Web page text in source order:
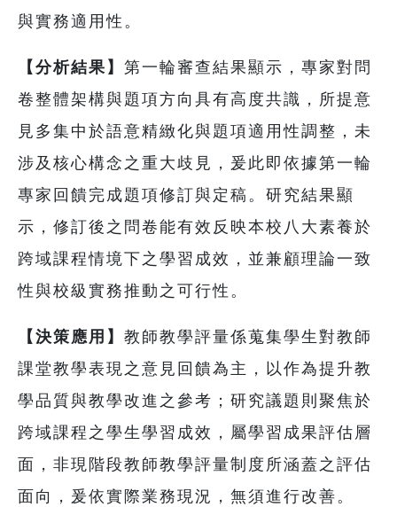
與實務適用性。
【分析結果】 第一輪審查結果顯示，專家對問
卷整體架構與題項方向具有高度共識，所提意
見多集中於語意精緻化與題項適用性調整，未
涉及核心構念之重大歧見，爰此即依據第一輪
專家回饋完成題項修訂與定稿。研究結果顯
示，修訂後之問卷能有效反映本校八大素養於
跨域課程情境下之學習成效，並兼顧理論一致
性與校級實務推動之可行性。
【決策應用】 教師教學評量係蒐集學生對教師
課堂教學表現之意見回饋為主，以作為提升教
學品質與教學改進之參考；研究議題則聚焦於
跨域課程之學生學習成效，屬學習成果評估層
面，非現階段教師教學評量制度所涵蓋之評估
面向，爰依實際業務現況，無須進行改善。